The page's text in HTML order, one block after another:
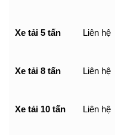
Xe tải 5 tấn Liên hệ
Xe tải 8 tấn Liên hệ
Xe tải 10 tấn Liên hệ